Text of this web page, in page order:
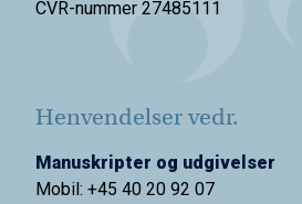
CVR-nummer 27485111
Henvendelser vedr.
Manuskripter og udgivelser
Mobil: +45 40 20 92 07